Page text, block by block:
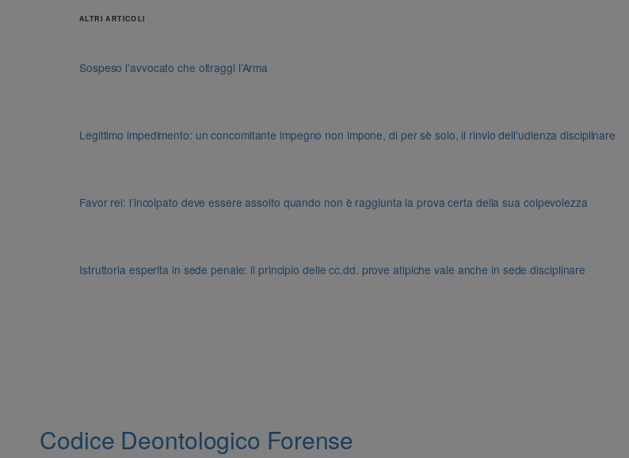
ALTRI ARTICOLI
Sospeso l’avvocato che oltraggi l’Arma
Legittimo impedimento: un concomitante impegno non impone, di per sè solo, il rinvio dell’udienza disciplinare
Favor rei: l’incolpato deve essere assolto quando non è raggiunta la prova certa della sua colpevolezza
Istruttoria esperita in sede penale: il principio delle cc.dd. prove atipiche vale anche in sede disciplinare
Codice Deontologico Forense